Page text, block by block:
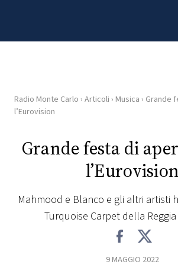
HOME
RADIO
PLAYLIST
Radio Monte Carlo › Articoli › Musica › Grande
l’Eurovision
Grande festa di
l’Eurovision
Mahmood e Blanco e gli altri artisti
Turquoise Carpet della
9 MAGGIO 2022